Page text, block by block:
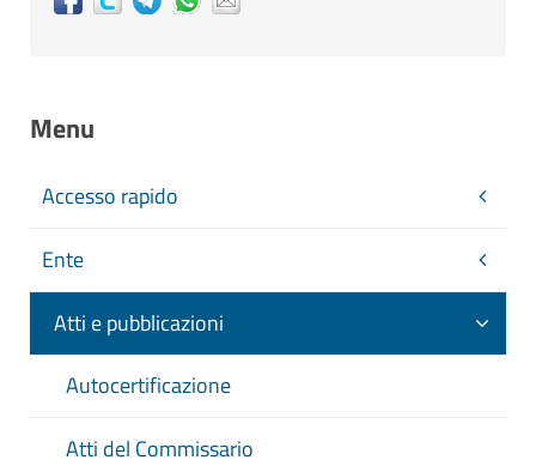
Menu
Accesso rapido
Ente
Atti e pubblicazioni
Autocertificazione
Atti del Commissario